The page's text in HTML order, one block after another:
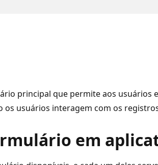
principal que permite aos usuários
usuários interagem com os
em